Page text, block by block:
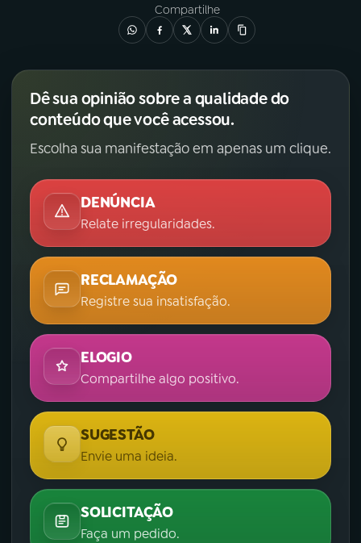
Compartilhe
Dê sua opinião sobre a qualidade do
conteúdo que você acessou.
Escolha sua manifestação em apenas um clique.
DENÚNCIA
Relate irregularidades.
RECLAMAÇÃO
Registre sua insatisfação.
ELOGIO
Compartilhe algo positivo.
SUGESTÃO
Envie uma ideia.
SOLICITAÇÃO
Faça um pedido.